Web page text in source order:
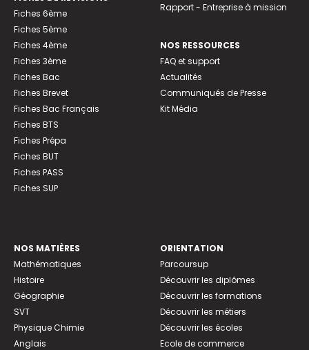
Fiches 6ème
Fiches 5ème
Fiches 4ème
Fiches 3ème
Fiches Bac
Fiches Brevet
Fiches Bac Français
Fiches BTS
Fiches Prépa
Fiches BUT
Fiches PASS
Fiches SUP
Rapport - Entreprise à mission
NOS RESSOURCES
FAQ et support
Actualités
Communiqués de Presse
Kit Média
NOS MATIÈRES
Mathématiques
Histoire
Géographie
SVT
Physique Chimie
Anglais
ORIENTATION
Parcoursup
Découvrir les diplômes
Découvrir les formations
Découvrir les métiers
Découvrir les écoles
Ecole de commerce